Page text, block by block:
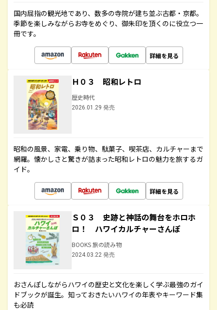
国内屈指の観光地であり、数多の寺院が建ち並ぶ古都・京都。
季節を楽しみながらお寺をめぐり、御朱印を頂くのに役立つ一
冊です。
詳細を見る
Ｈ０３ 昭和レトロ
歴史時代
2026.01.29 発売
昭和の風景、家電、乗り物、駄菓子、喫茶店、カルチャーまで
網羅。懐かしさと驚きが詰まった昭和レトロの魅力を旅するガ
イド。
詳細を見る
Ｓ０３ 史跡と神話の舞台をホロホ
ロ！ ハワイカルチャーさんぽ
BOOKS 旅の読み物
2024.03.22 発売
おさんぽしながらハワイの歴史と文化を楽しく学ぶ最強のガイ
ドブックが誕生。知っておきたいハワイの年表やキーワード集
も必読